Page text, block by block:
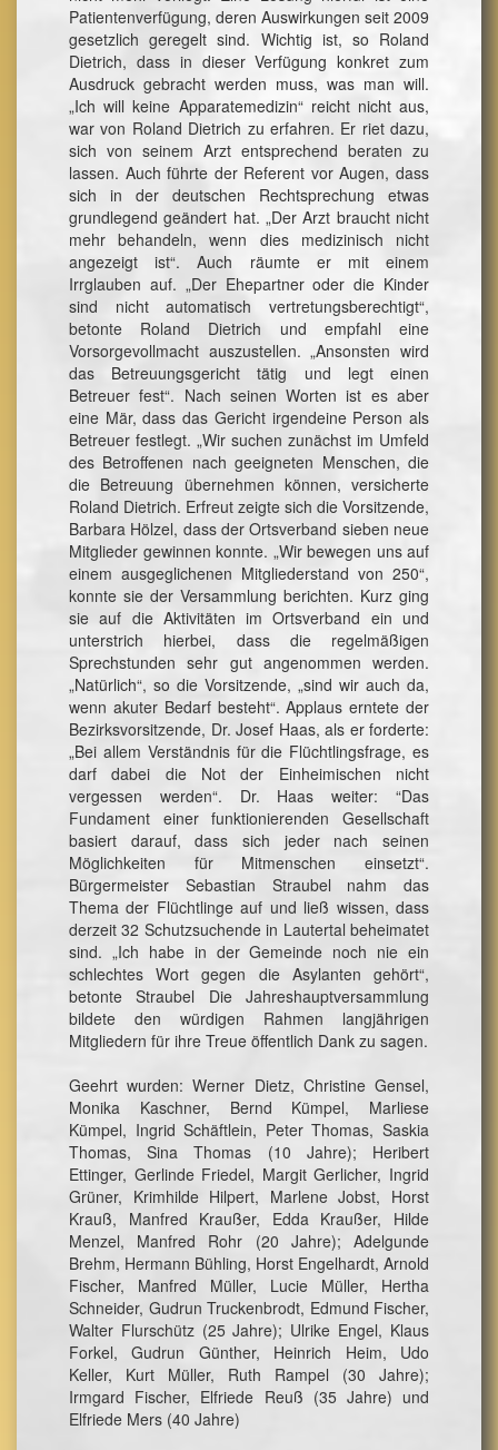
Patientenverfügung, deren Auswirkungen seit 2009
gesetzlich geregelt sind. Wichtig ist, so Roland
Dietrich, dass in dieser Verfügung konkret zum
Ausdruck gebracht werden muss, was man will.
„Ich will keine Apparatemedizin“ reicht nicht aus,
war von Roland Dietrich zu erfahren. Er riet dazu,
sich von seinem Arzt entsprechend beraten zu
lassen. Auch führte der Referent vor Augen, dass
sich in der deutschen Rechtsprechung etwas
grundlegend geändert hat. „Der Arzt braucht nicht
mehr behandeln, wenn dies medizinisch nicht
angezeigt ist“. Auch räumte er mit einem
Irrglauben auf. „Der Ehepartner oder die Kinder
sind nicht automatisch vertretungsberechtigt“,
betonte Roland Dietrich und empfahl eine
Vorsorgevollmacht auszustellen. „Ansonsten wird
das Betreuungsgericht tätig und legt einen
Betreuer fest“. Nach seinen Worten ist es aber
eine Mär, dass das Gericht irgendeine Person als
Betreuer festlegt. „Wir suchen zunächst im Umfeld
des Betroffenen nach geeigneten Menschen, die
die Betreuung übernehmen können, versicherte
Roland Dietrich. Erfreut zeigte sich die Vorsitzende,
Barbara Hölzel, dass der Ortsverband sieben neue
Mitglieder gewinnen konnte. „Wir bewegen uns auf
einem ausgeglichenen Mitgliederstand von 250“,
konnte sie der Versammlung berichten. Kurz ging
sie auf die Aktivitäten im Ortsverband ein und
unterstrich hierbei, dass die regelmäßigen
Sprechstunden sehr gut angenommen werden.
„Natürlich“, so die Vorsitzende, „sind wir auch da,
wenn akuter Bedarf besteht“. Applaus erntete der
Bezirksvorsitzende, Dr. Josef Haas, als er forderte:
„Bei allem Verständnis für die Flüchtlingsfrage, es
darf dabei die Not der Einheimischen nicht
vergessen werden“. Dr. Haas weiter: “Das
Fundament einer funktionierenden Gesellschaft
basiert darauf, dass sich jeder nach seinen
Möglichkeiten für Mitmenschen einsetzt“.
Bürgermeister Sebastian Straubel nahm das
Thema der Flüchtlinge auf und ließ wissen, dass
derzeit 32 Schutzsuchende in Lautertal beheimatet
sind. „Ich habe in der Gemeinde noch nie ein
schlechtes Wort gegen die Asylanten gehört“,
betonte Straubel Die Jahreshauptversammlung
bildete den würdigen Rahmen langjährigen
Mitgliedern für ihre Treue öffentlich Dank zu sagen.
Geehrt wurden: Werner Dietz, Christine Gensel,
Monika Kaschner, Bernd Kümpel, Marliese
Kümpel, Ingrid Schäftlein, Peter Thomas, Saskia
Thomas, Sina Thomas (10 Jahre); Heribert
Ettinger, Gerlinde Friedel, Margit Gerlicher, Ingrid
Grüner, Krimhilde Hilpert, Marlene Jobst, Horst
Krauß, Manfred Kraußer, Edda Kraußer, Hilde
Menzel, Manfred Rohr (20 Jahre); Adelgunde
Brehm, Hermann Bühling, Horst Engelhardt, Arnold
Fischer, Manfred Müller, Lucie Müller, Hertha
Schneider, Gudrun Truckenbrodt, Edmund Fischer,
Walter Flurschütz (25 Jahre); Ulrike Engel, Klaus
Forkel, Gudrun Günther, Heinrich Heim, Udo
Keller, Kurt Müller, Ruth Rampel (30 Jahre);
Irmgard Fischer, Elfriede Reuß (35 Jahre) und
Elfriede Mers (40 Jahre)